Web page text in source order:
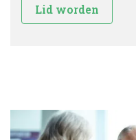
Lid worden